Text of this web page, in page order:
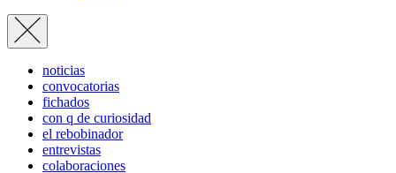
noticias
convocatorias
fichados
con q de curiosidad
el rebobinador
entrevistas
colaboraciones